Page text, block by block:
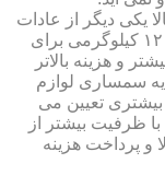
یکی دیگر از عادات
نادرست مشتریان ایرانی است.یک لباسشویی ١٢ کیلوگرمی برای
بیشتر و هزینه بالاتر
سمساری لوازم
تعیین می
ظرفیت بیشتر از
و پرداخت هزینه